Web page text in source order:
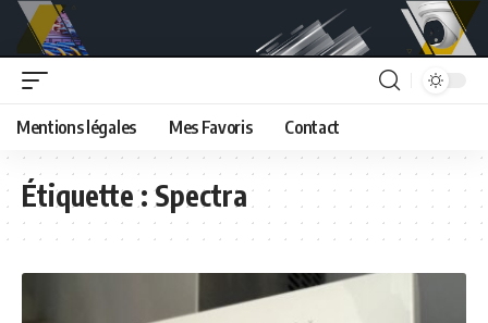
Mentions légales Mes Favoris Contact
Étiquette :Spectra